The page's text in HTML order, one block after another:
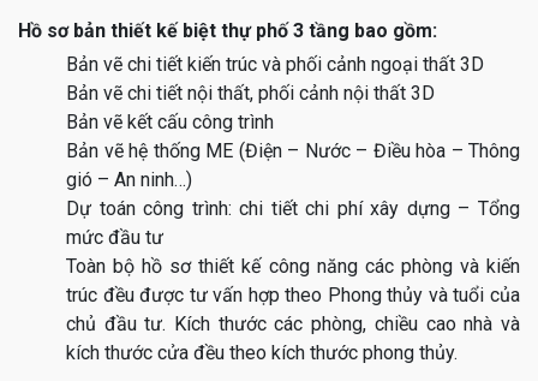
Hồ sơ bản thiết kế biệt thự phố 3 tầng bao gồm:
Bản vẽ chi tiết kiến trúc và phối cảnh ngoại thất 3D
Bản vẽ chi tiết nội thất, phối cảnh nội thất 3D
Bản vẽ kết cấu công trình
Bản vẽ hệ thống ME (Điện – Nước – Điều hòa – Thông
gió – An ninh…)
Dự toán công trình: chi tiết chi phí xây dựng – Tổng
mức đầu tư
Toàn bộ hồ sơ thiết kế công năng các phòng và kiến
trúc đều được tư vấn hợp theo Phong thủy và tuổi của
chủ đầu tư. Kích thước các phòng, chiều cao nhà và
kích thước cửa đều theo kích thước phong thủy.